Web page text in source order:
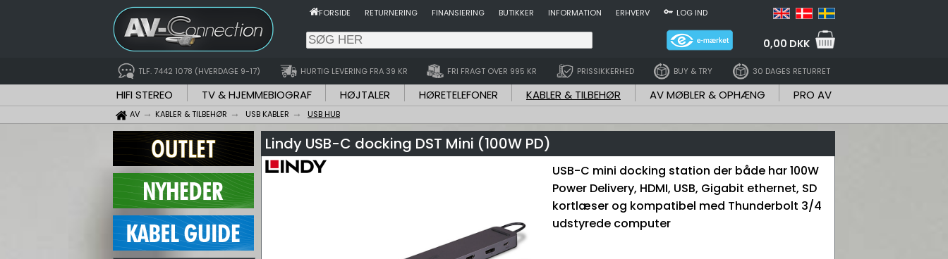
FORSIDE RETURNERING FINANSIERING BUTIKKER INFORMATION ERHVERV LOG IND
0,00 DKK
TLF. 7442 1078 (HVERDAGE 9-17) HURTIG LEVERING FRA 39 KR FRI FRAGT OVER 995 KR PRISSIKKERHED BUY & TRY 30 DAGES RETURRET
HIFI STEREO TV & HJEMMEBIOGRAF HØJTALER HØRETELEFONER KABLER & TILBEHØR AV MØBLER & OPHÆNG PRO AV
AV KABLER & TILBEHØR USB KABLER USB HUB
Lindy USB-C docking DST Mini (100W PD)
USB-C mini docking station der både har 100W
Power Delivery, HDMI, USB, Gigabit ethernet, SD
kortlæser og kompatibel med Thunderbolt 3/4
udstyrede computer